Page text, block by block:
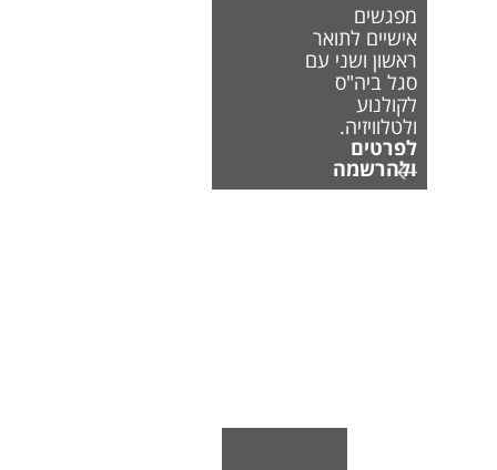
מפגשים
אישיים לתואר
ראשון ושני עם
סגל ביה"ס
לקולנוע
ולטלוויזיה.
לפרטים
ולהרשמה